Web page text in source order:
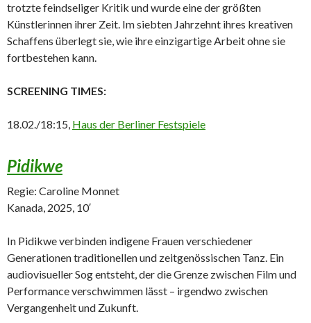
trotzte feindseliger Kritik und wurde eine der größten
Künstlerinnen ihrer Zeit. Im siebten Jahrzehnt ihres kreativen
Schaffens überlegt sie, wie ihre einzigartige Arbeit ohne sie
fortbestehen kann.
SCREENING TIMES:
18.02./18:15, Haus der Berliner Festspiele
Pidikwe
Regie: Caroline Monnet
Kanada, 2025, 10′
In Pidikwe verbinden indigene Frauen verschiedener
Generationen traditionellen und zeitgenössischen Tanz. Ein
audiovisueller Sog entsteht, der die Grenze zwischen Film und
Performance verschwimmen lässt – irgendwo zwischen
Vergangenheit und Zukunft.